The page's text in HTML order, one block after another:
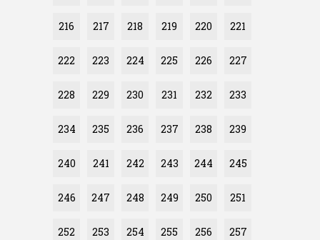
216 217 218 219 220 221
222 223 224 225 226 227
228 229 230 231 232 233
234 235 236 237 238 239
240 241 242 243 244 245
246 247 248 249 250 251
252 253 254 255 256 257